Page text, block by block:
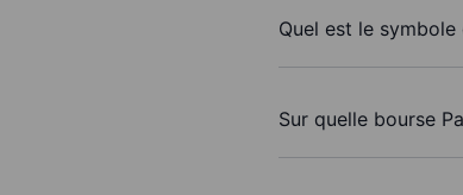
Quel est le symbole
Sur quelle bourse